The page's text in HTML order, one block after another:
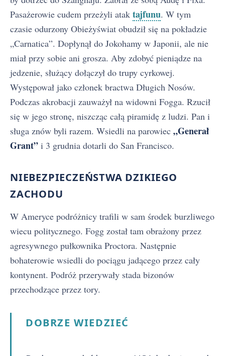
Pasażerowie cudem przeżyli atak tajfunu. W tym
czasie odurzony Obieżyświat obudził się na pokładzie
„Carnatica”. Dopłynął do Jokohamy w Japonii, ale nie
miał przy sobie ani grosza. Aby zdobyć pieniądze na
jedzenie, służący dołączył do trupy cyrkowej.
Występował jako członek bractwa Długich Nosów.
Podczas akrobacji zauważył na widowni Fogga. Rzucił
się w jego stronę, niszcząc całą piramidę z ludzi. Pan i
sługa znów byli razem. Wsiedli na parowiec „Generał
Grant” i 3 grudnia dotarli do San Francisco.
NIEBEZPIECZEŃSTWA DZIKIEGO
ZACHODU
W Ameryce podróżnicy trafili w sam środek burzliwego
wiecu politycznego. Fogg został tam obrażony przez
agresywnego pułkownika Proctora. Następnie
bohaterowie wsiedli do pociągu jadącego przez cały
kontynent. Podróż przerywały stada bizonów
przechodzące przez tory.
DOBRZE WIEDZIEĆ